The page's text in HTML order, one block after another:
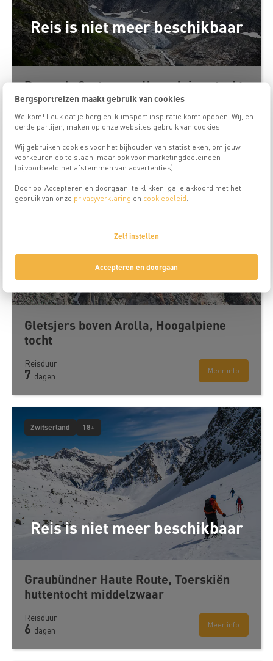
Bergsportreizen maakt gebruik van cookies
Welkom! Leuk dat je berg en-klimsport inspiratie komt opdoen. Wij, en
derde partijen, maken op onze websites gebruik van cookies.
Wij gebruiken cookies voor het bijhouden van statistieken, om jouw
voorkeuren op te slaan, maar ook voor marketingdoeleinden
(bijvoorbeeld het afstemmen van advertenties).
Door op ‘Accepteren en doorgaan’ te klikken, ga je akkoord met het
gebruik van onze privacyverklaring en cookiebeleid
Zelf instellen
Accepteren en doorgaan
Reis is niet meer beschikbaar
Boven de Sustenpas, Hoogalpiene tocht
Meer info
6 dagen
Reis is niet meer beschikbaar
Zwitserland 18+
Gletsjers boven Arolla, Hoogalpiene
tocht
Meer info
Reisduur
7 dagen
Reis is niet meer beschikbaar
Zwitserland 18+
Graubündner Haute Route, Toerskiën
huttentocht middelzwaar
Meer info
Reisduur
6 dagen